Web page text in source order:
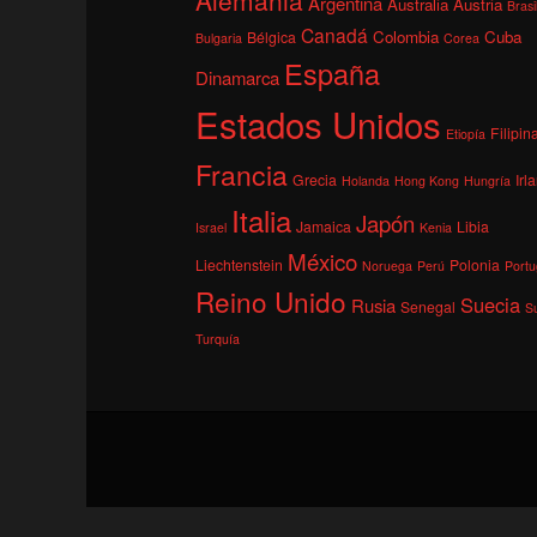
Brasil
Bulgaria Bélgica Canadá Colombia Corea Cuba
Dinamarca España
Estados Unidos Etiopía
Francia Grecia Holanda Hong Kong Hungría
Israel Italia Jamaica Japón Kenia Libia
Liechtenstein México Noruega Perú Polonia
Reino Unido Rusia Senegal Suecia
Turquía